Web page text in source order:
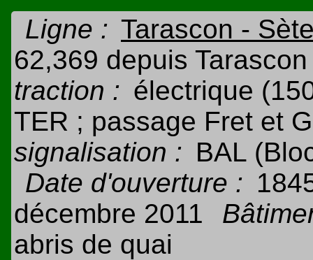
Ligne : Tarascon -
62,369 depuis Tarascon
traction : électrique
TER ; passage Fret et
signalisation : BAL
Date d'ouverture :
décembre 2011
abris de quai